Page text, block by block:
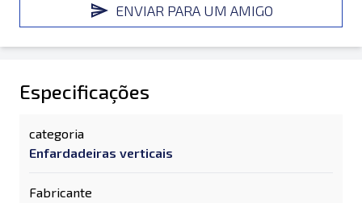
ENVIAR PARA UM AMIGO
Especificações
categoria
Enfardadeiras verticais
Fabricante